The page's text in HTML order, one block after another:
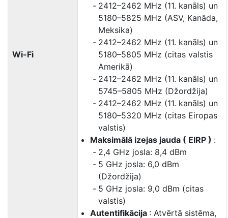
Wi-Fi
2412–2462 MHz (11. kanāls) un
5180–5825 MHz (ASV, Kanāda,
Meksika)
2412–2462 MHz (11. kanāls) un
5180–5805 MHz (citas valstis
Amerikā)
2412–2462 MHz (11. kanāls) un
5745–5805 MHz (Džordžija)
2412–2462 MHz (11. kanāls) un
5180–5320 MHz (citas Eiropas
valstis)
Maksimālā izejas jauda ( EIRP ) :
2,4 GHz josla: 8,4 dBm
5 GHz josla: 6,0 dBm
(Džordžija)
5 GHz josla: 9,0 dBm (citas
valstis)
Autentifikācija : Atvērtā sistēma,